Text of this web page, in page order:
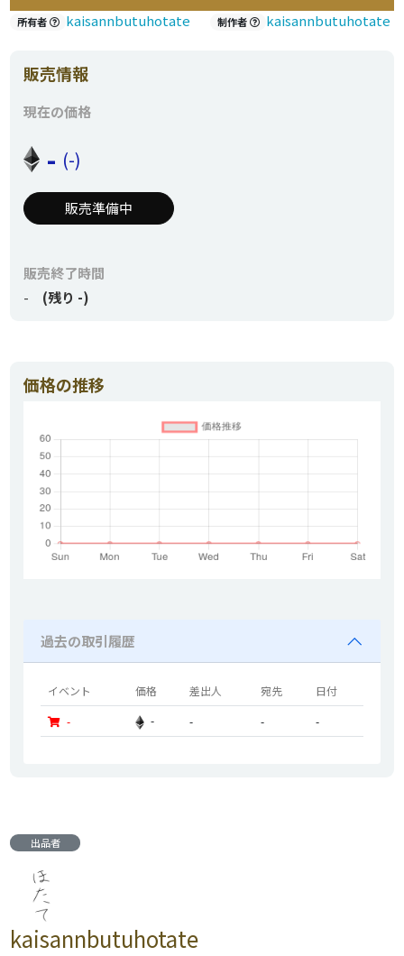
出品者
kaisannbutuhotate
所有者 kaisannbutuhotate 制作者 kaisannbutuhotate
販売情報
現在の価格
- (-)
販売準備中
販売終了時間
-
(残り -)
価格の推移
過去の取引履歴
イベント 価格 差出人 宛先
日付
-
- - - -